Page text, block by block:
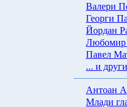
Валери
Георги
Йордан
Любомир
Павел
... и
Антоан
Млади